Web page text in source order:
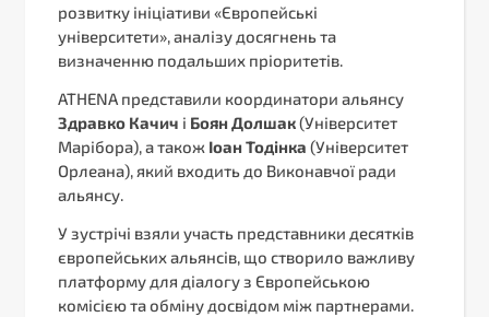
розвитку ініціативи «Європейські
університети», аналізу досягнень та
визначенню подальших пріоритетів.
ATHENA представили координатори альянсу
Здравко Качич і Боян Долшак(Університет
Марібора), а також Іоан Тодінка (Університет
Орлеана), який входить до Виконавчої ради
альянсу.
У зустрічі взяли участь представники десятків
європейських альянсів, що створило важливу
платформу для діалогу з Європейською
комісією та обміну досвідом між партнерами.